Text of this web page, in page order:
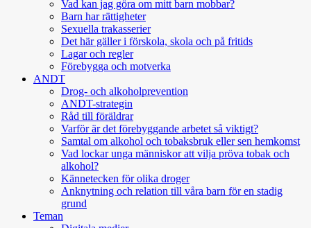
Vad kan jag göra om mitt barn mobbar?
Barn har rättigheter
Sexuella trakasserier
Det här gäller i förskola, skola och på fritids
Lagar och regler
Förebygga och motverka
ANDT
Drog- och alkoholprevention
ANDT-strategin
Råd till föräldrar
Varför är det förebyggande arbetet så viktigt?
Samtal om alkohol och tobaksbruk eller sen hemkomst
Vad lockar unga människor att vilja pröva tobak och
alkohol?
Kännetecken för olika droger
Anknytning och relation till våra barn för en stadig
grund
Teman